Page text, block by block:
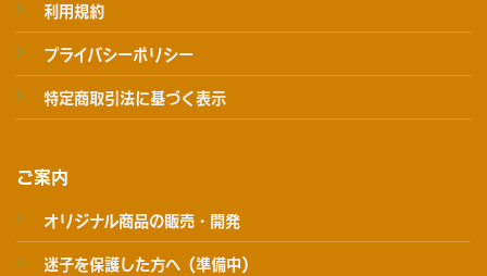
利用規約
プライバシーポリシー
特定商取引法に基づく表示
ご案内
オリジナル商品の販売・開発
迷子を保護した方へ（準備中）